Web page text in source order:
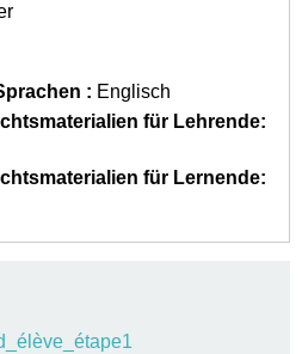
: Englisch
für Lehrende:
für Lernende: